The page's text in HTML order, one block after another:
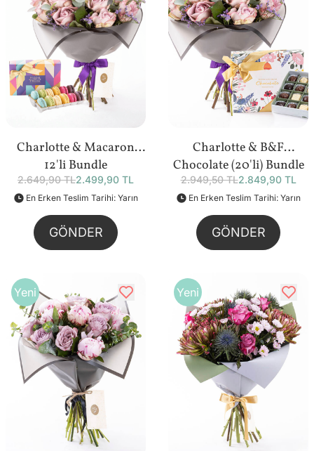
Charlotte & Macaron
12'li Bundle
2.649,90 TL2.499,90 TL
En Erken Teslim Tarihi: Yarın
GÖNDER
Charlotte & B&F
Chocolate (20'li) Bundle
2.949,50 TL2.849,90 TL
En Erken Teslim Tarihi: Yarın
GÖNDER
Yeni Yeni